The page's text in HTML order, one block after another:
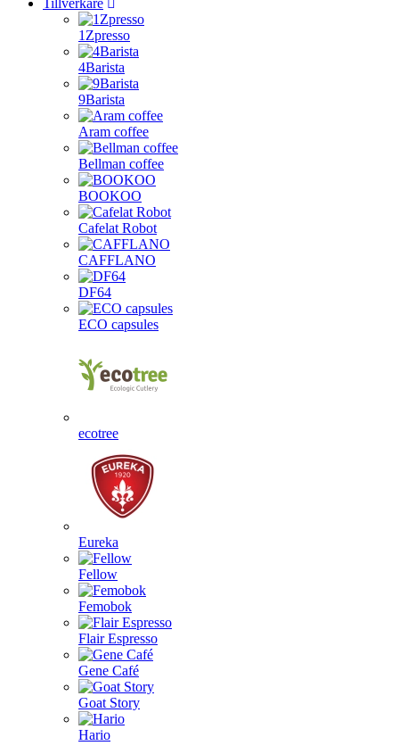
Tillverkare
1Zpresso
4Barista
9Barista
Aram coffee
Bellman coffee
BOOKOO
Cafelat Robot
CAFFLANO
DF64
ECO capsules
ecotree
Eureka
Fellow
Femobok
Flair Espresso
Gene Café
Goat Story
Hario